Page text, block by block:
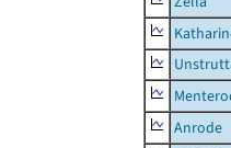
Anrode